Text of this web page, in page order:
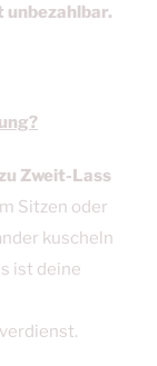
unbezahlbar.
Zweit-Lass
Sitzen oder
kuscheln
ist deine